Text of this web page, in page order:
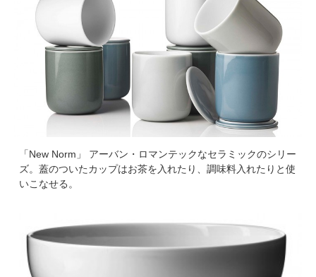
「New Norm」 アーバン・ロマンテックなセラミックのシリー
ズ。蓋のついたカップはお茶を入れたり、調味料入れたりと使
いこなせる。